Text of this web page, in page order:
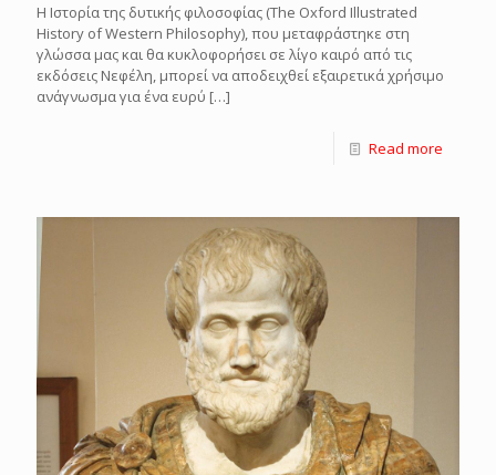
Η Ιστορία της δυτικής φιλοσοφίας (The Oxford Illustrated
History of Western Philosophy), που μεταφράστηκε στη
γλώσσα μας και θα κυκλοφορήσει σε λίγο καιρό από τις
εκδόσεις Νεφέλη, μπορεί να αποδειχθεί εξαιρετικά χρήσιμο
ανάγνωσμα για ένα ευρύ […]
Read more